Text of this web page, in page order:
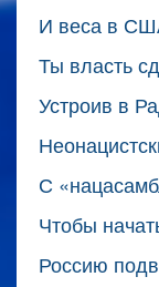
И веса в
Ты власть
Устроив в
С
Чтобы
Россию